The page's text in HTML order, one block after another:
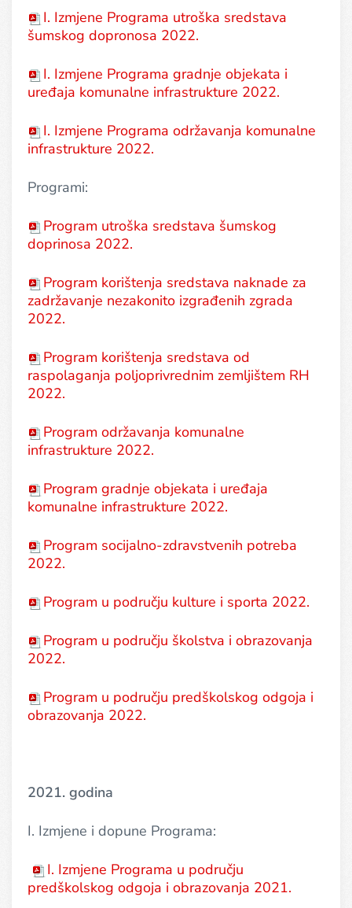
I. Izmjene Programa utroška sredstava
šumskog dopronosa 2022.
I. Izmjene Programa gradnje objekata i
uređaja komunalne infrastrukture 2022.
I. Izmjene Programa održavanja komunalne
infrastrukture 2022.
Programi:
Program utroška sredstava šumskog
doprinosa 2022.
Program korištenja sredstava naknade za
zadržavanje nezakonito izgrađenih zgrada
2022.
Program korištenja sredstava od
raspolaganja poljoprivrednim zemljištem RH
2022.
Program održavanja komunalne
infrastrukture 2022.
Program gradnje objekata i uređaja
komunalne infrastrukture 2022.
Program socijalno-zdravstvenih potreba
2022.
Program u području kulture i sporta 2022.
Program u području školstva i obrazovanja
2022.
Program u području predškolskog odgoja i
obrazovanja 2022.
2021. godina
I. Izmjene i dopune Programa:
I. Izmjene Programa u području
predškolskog odgoja i obrazovanja 2021.